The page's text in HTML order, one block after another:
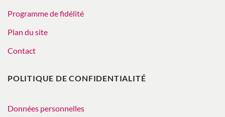
Programme de fidélité
Plan du site
Contact
POLITIQUE DE CONFIDENTIALITÉ
Données personnelles